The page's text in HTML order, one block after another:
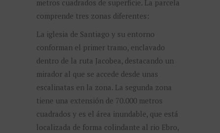
metros cuadrados de superficie. La parcela
comprende tres zonas diferentes:
La iglesia de Santiago y su entorno
conforman el primer tramo, enclavado
dentro de la ruta Jacobea, destacando un
mirador al que se accede desde unas
escalinatas en la zona. La segunda zona
tiene una extensión de 70.000 metros
cuadrados y es el área inundable, que está
localizada de forma colindante al rio Ebro,